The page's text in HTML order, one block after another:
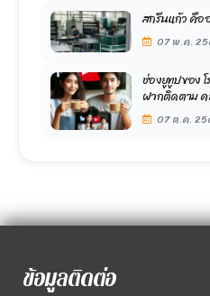
สกรีนแก้ว คือ
07 พ.ค.
ช่องยูทูป ของ
ฝากติดตาม
เราด้วยนะคะ
07 ต.ค.
ข้อมูลติดต่อ